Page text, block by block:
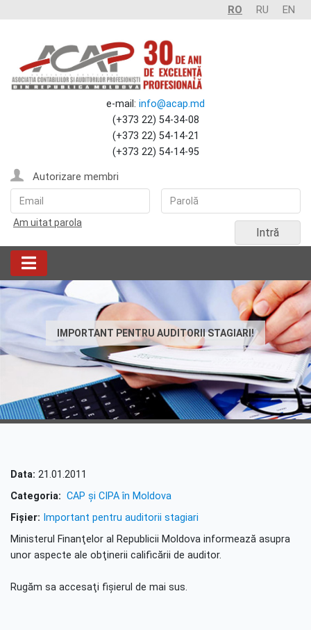
RO RU EN
e-mail: info@acap.md
(+373 22) 54-34-08
(+373 22) 54-14-21
(+373 22) 54-14-95
Autorizare membri
Am uitat parola
Intră
IMPORTANT PENTRU AUDITORII STAGIARI!
Data: 21.01.2011
Categoria: CAP şi CIPA în Moldova
Fişier: Important pentru auditorii stagiari
Ministerul Finanţelor al Republicii Moldova informează asupra
unor aspecte ale obţinerii calificării de auditor.
Rugăm sa accesaţi fişierul de mai sus.